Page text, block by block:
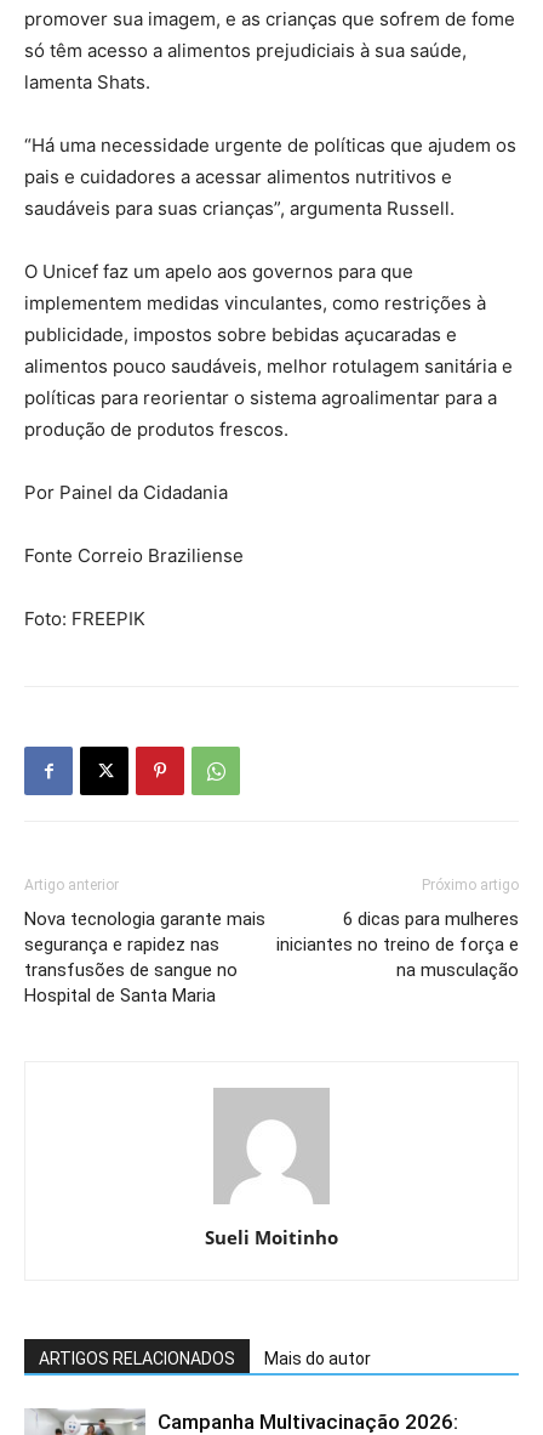
promover sua imagem, e as crianças que sofrem de fome
só têm acesso a alimentos prejudiciais à sua saúde,
lamenta Shats.
“Há uma necessidade urgente de políticas que ajudem os
pais e cuidadores a acessar alimentos nutritivos e
saudáveis para suas crianças”, argumenta Russell.
O Unicef faz um apelo aos governos para que
implementem medidas vinculantes, como restrições à
publicidade, impostos sobre bebidas açucaradas e
alimentos pouco saudáveis, melhor rotulagem sanitária e
políticas para reorientar o sistema agroalimentar para a
produção de produtos frescos.
Por Painel da Cidadania
Fonte Correio Braziliense
Foto: FREEPIK
Artigo anterior
Nova tecnologia garante mais
segurança e rapidez nas
transfusões de sangue no
Hospital de Santa Maria
Próximo artigo
6 dicas para mulheres
iniciantes no treino de força e
na musculação
Sueli Moitinho
ARTIGOS RELACIONADOS Mais do autor
Campanha Multivacinação 2026: